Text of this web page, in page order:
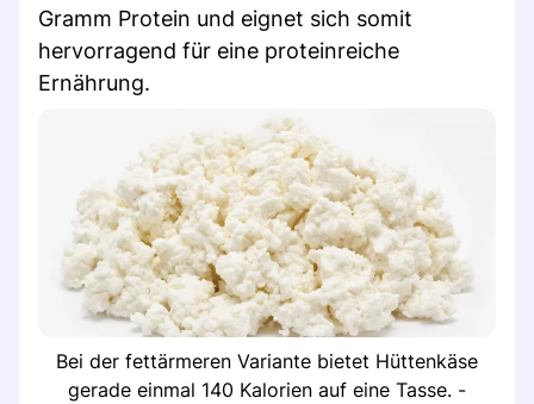
Gramm Protein und eignet sich somit
hervorragend für eine proteinreiche
Ernährung.
Bei der fettärmeren Variante bietet Hüttenkäse
gerade einmal 140 Kalorien auf eine Tasse. -